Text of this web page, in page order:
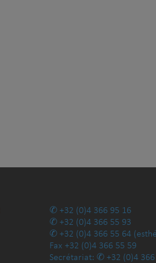
+32 (0)4 366 95 16
+32 (0)4 366 55 93
+32 (0)4 366 55 64
Fax +32 (0)4 366 55 59
Secrétariat:
+32 (0)4